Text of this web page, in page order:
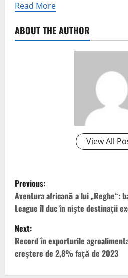
Read More
ABOUT THE AUTHOR
View All
P
o
s
t
n
Previous:
Aventura africană a lui „Reghe“:
League îl duc în niște destinații
Next:
Record în exporturile
creștere de 2,8% față de 2023